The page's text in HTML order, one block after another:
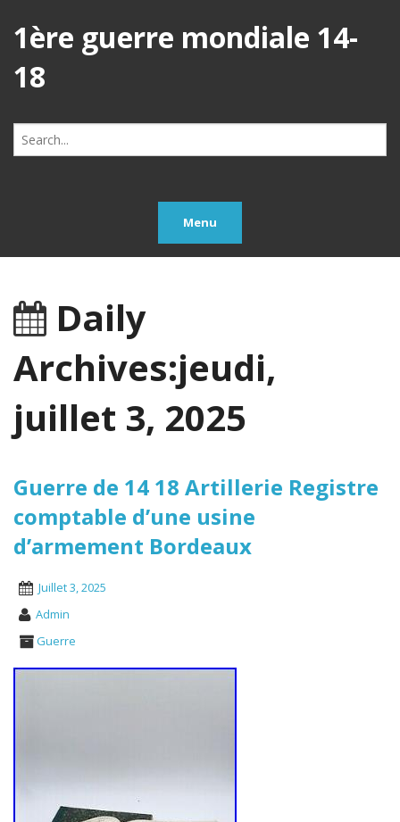
1ère guerre mondiale 14-
18
Search
for:
Menu
Daily
Archives:jeudi,
juillet 3, 2025
Guerre de 14 18 Artillerie Registre
comptable d’une usine
d’armement Bordeaux
Juillet 3, 2025
Admin
Guerre